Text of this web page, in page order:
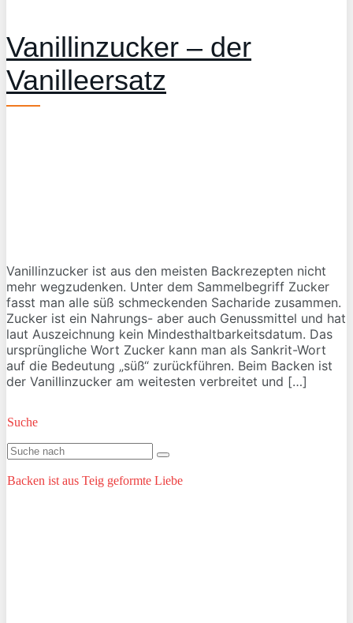
Vanillinzucker – der
Vanilleersatz
Vanillinzucker ist aus den meisten Backrezepten nicht
mehr wegzudenken. Unter dem Sammelbegriff Zucker
fasst man alle süß schmeckenden Sacharide zusammen.
Zucker ist ein Nahrungs- aber auch Genussmittel und hat
laut Auszeichnung kein Mindesthaltbarkeitsdatum. Das
ursprüngliche Wort Zucker kann man als Sankrit-Wort
auf die Bedeutung „süß“ zurückführen. Beim Backen ist
der Vanillinzucker am weitesten verbreitet und […]
Suche
Backen ist aus Teig geformte Liebe